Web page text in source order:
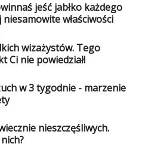
jeść jabłko każdego
właściwości
wizażystów. Tego
Ci nie powiedział!
w 3 tygodnie - marzenie
nieszczęśliwych.